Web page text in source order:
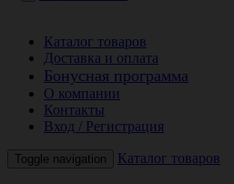
Каталог товаров
Доставка и оплата
Бонусная программа
О компании
Контакты
Вход / Регистрация
Toggle navigation Каталог товаров